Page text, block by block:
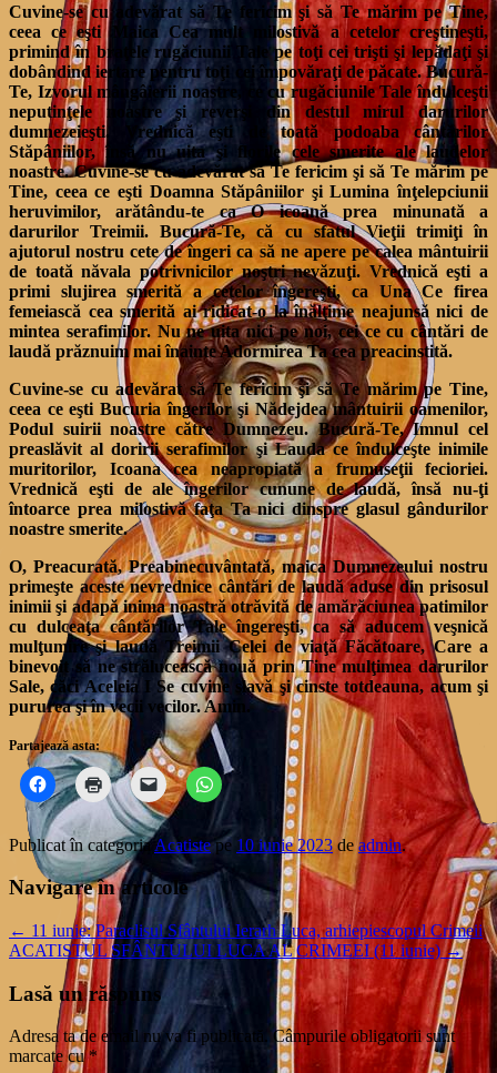
Cuvine-se cu adevărat să Te fericim şi să Te mărim pe Tine,
ceea ce eşti Maica Cea mult milostivă a cetelor creştineşti,
primind în braţele rugăciunii Tale pe toţi cei trişti şi lepădaţi şi
dobândind iertare pentru toţi cei împovăraţi de păcate. Bucură-
Te, Izvorul mângâierii noastre, ce cu rugăciunile Tale îndulceşti
neputinţele noastre şi reverşi din destul mirul darurilor
dumnezeieşti. Vrednică eşti de toată podoaba cântărilor
Stăpâniilor, însă nu uita şi florile cele smerite ale laudelor
noastre. Cuvine-se cu adevărat să Te fericim şi să Te mărim pe
Tine, ceea ce eşti Doamna Stăpâniilor şi Lumina înţelepciunii
heruvimilor, arătându-te ca O icoană prea minunată a
darurilor Treimii. Bucură-Te, că cu sfatul Vieţii trimiţi în
ajutorul nostru cete de îngeri ca să ne apere pe calea mântuirii
de toată năvala potrivnicilor noştri nevăzuţi. Vrednică eşti a
primi slujirea smerită a cetelor îngereşti, ca Una Ce firea
femeiască cea smerită ai ridicat-o la înălţime neajunsă nici de
mintea serafimilor. Nu ne uita nici pe noi, cei ce cu cântări de
laudă prăznuim mai înainte Adormirea Ta cea preacinstită.
Cuvine-se cu adevărat să Te fericim şi să Te mărim pe Tine,
ceea ce eşti Bucuria îngerilor şi Nădejdea mântuirii oamenilor,
Podul suirii noastre către Dumnezeu. Bucură-Te, Imnul cel
preaslăvit al doririi serafimilor şi Lauda ce îndulceşte inimile
muritorilor, Icoana cea neapropiată a frumuseţii fecioriei.
Vrednică eşti de ale îngerilor cunune de laudă, însă nu-ţi
întoarce prea milostivă faţa Ta nici dinspre glasul gândurilor
noastre smerite.
O, Preacurată, Preabinecuvântată, maica Dumnezeului nostru
primeşte aceste nevrednice cântări de laudă aduse din prisosul
inimii şi adapă inima noastră otrăvită de amărăciunea patimilor
cu dulceaţa cântărilor Tale îngereşti, ca să aducem veşnică
mulţumire şi laudă Treimii Celei de viaţă Făcătoare, Care a
binevoit să ne strălucească nouă prin Tine mulţimea darurilor
Sale, căci Aceleia I Se cuvine slavă şi cinste totdeauna, acum şi
pururea şi în vecii vecilor. Amin.
Partajează asta:
Publicat în categoriaAcatistepe 10 iunie 2023 deadmin.
Navigare în articole
← 11 iunie: Paraclisul Sfântului Ierarh Luca, arhiepiescopul Crimeii
ACATISTUL SFÂNTULUI LUCA AL CRIMEEI (11 iunie)→
Lasă un răspuns
Adresa ta de email nu va fi publicată.
Câmpurile obligatorii sunt
marcate cu*